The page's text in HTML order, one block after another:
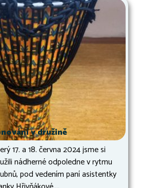
v družině
17. a 18. června 2024 jsme si
nádherné odpoledne v rytmu
pod vedením paní asistentky